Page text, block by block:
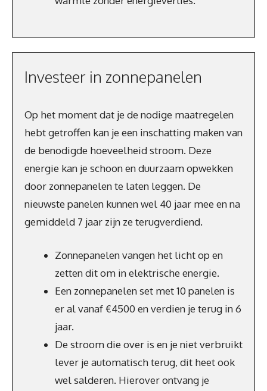
Investeer in zonnepanelen
Op het moment dat je de nodige maatregelen
hebt getroffen kan je een inschatting maken van
de benodigde hoeveelheid stroom. Deze
energie kan je schoon en duurzaam opwekken
door zonnepanelen te laten leggen. De
nieuwste panelen kunnen wel 40 jaar mee en na
gemiddeld 7 jaar zijn ze terugverdiend.
Zonnepanelen vangen het licht op en
zetten dit om in elektrische energie.
Een zonnepanelen set met 10 panelen is
er al vanaf €4500 en verdien je terug in 6
jaar.
De stroom die over is en je niet verbruikt
lever je automatisch terug, dit heet ook
wel salderen. Hierover ontvang je